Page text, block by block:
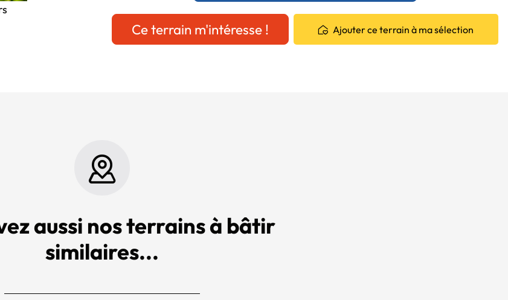
Ce terrain m'intéresse ! Ajouter ce terrain à ma sélection
aussi nos terrains à bâtir
similaires...